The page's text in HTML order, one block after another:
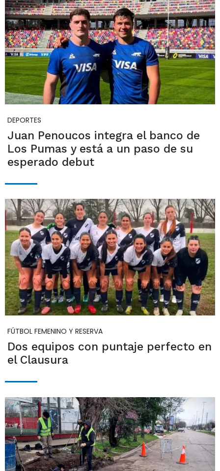
DEPORTES
Juan Penoucos integra el banco de
Los Pumas y está a un paso de su
esperado debut
FÚTBOL FEMENINO Y RESERVA
Dos equipos con puntaje perfecto en
el Clausura